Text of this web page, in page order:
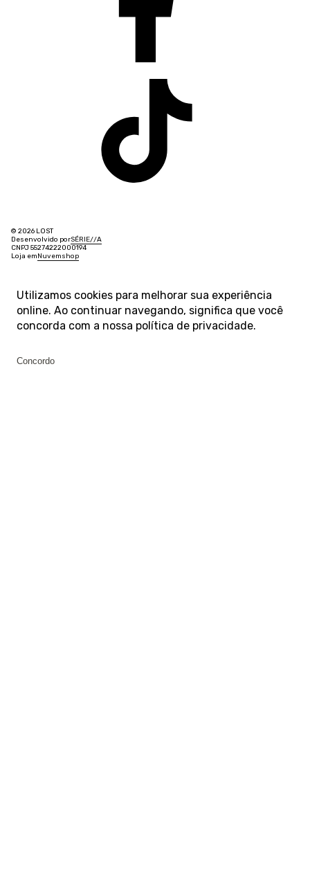
© 2026 LOST
Desenvolvido porSÉRIE//A
CNPJ 55274222000194
Loja emNuvemshop
Utilizamos cookies para melhorar sua experiência
online. Ao continuar navegando, significa que você
concorda com a nossa política de privacidade.
Concordo